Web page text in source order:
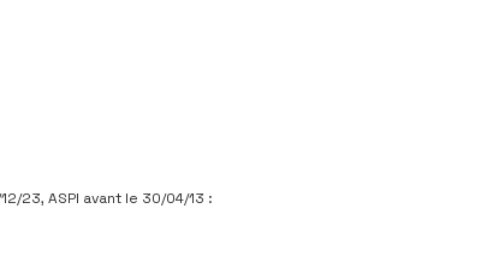
23, ASPI avant le 30/04/13 :